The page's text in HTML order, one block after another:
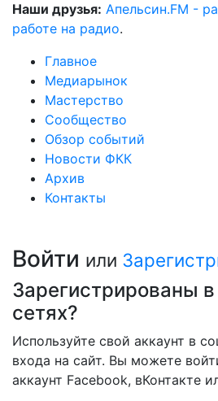
Наши друзья: Апельсин.FM -
работе на радио.
Главное
Медиарынок
Мастерство
Сообщество
Обзор событий
Новости ФКК
Архив
Контакты
Войти или
Зарегистрированы
сетях?
Используйте свой аккаунт в
входа на сайт. Вы можете
аккаунт Facebook, вКонтакте